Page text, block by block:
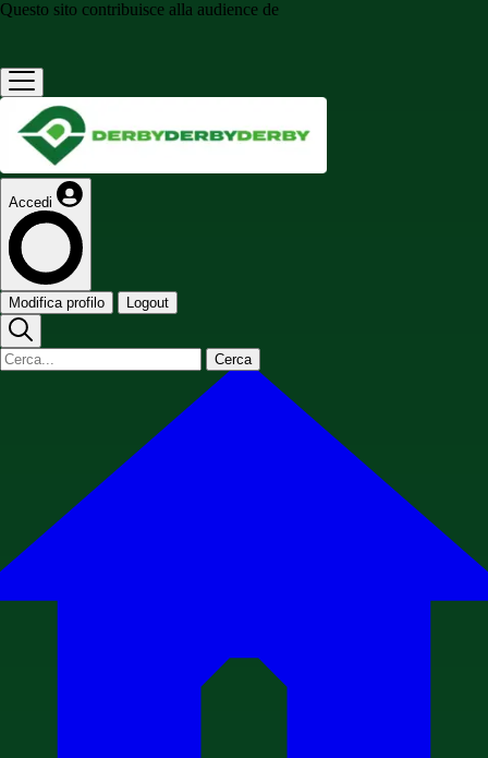
Questo sito contribuisce alla audience de
Accedi
Modifica profilo Logout
Cerca